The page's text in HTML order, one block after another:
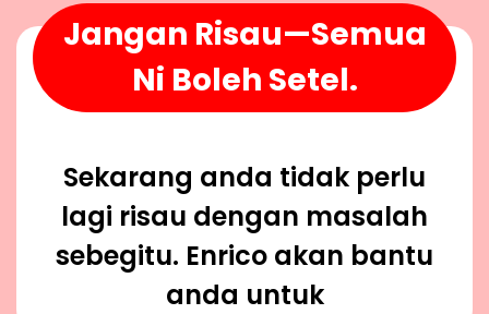
Jangan Risau—Semua
Ni Boleh Setel.
Sekarang anda tidak perlu
lagi risau dengan masalah
sebegitu. Enrico akan bantu
anda untuk